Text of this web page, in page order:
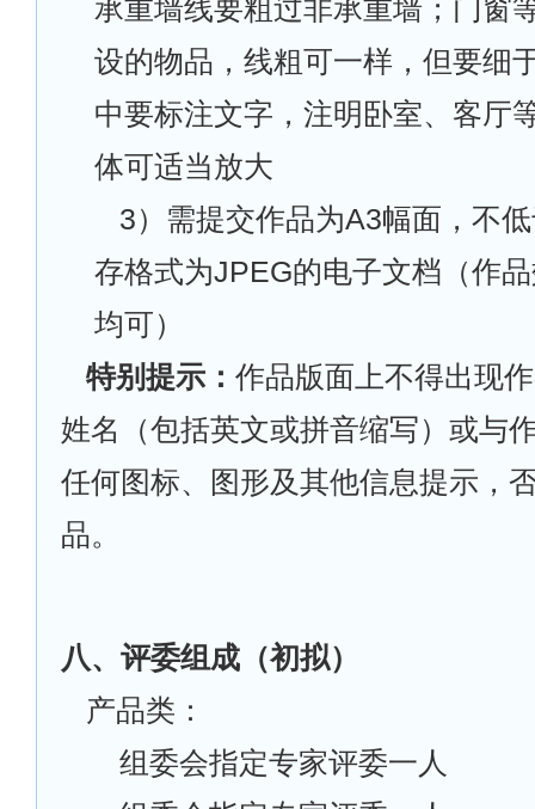
承重墙线要粗过非承重墙；门窗
设的物品，线粗可一样，但要细
中要标注文字，注明卧室、客厅
体可适当放大
3）需提交作品为A3幅面，不
存格式为JPEG的电子文档（作
均可）
特别提示：作品版面上不得出现
姓名（包括英文或拼音缩写）或与
任何图标、图形及其他信息提示，
品。
八、评委组成（初拟）
产品类：
组委会指定专家评委一人